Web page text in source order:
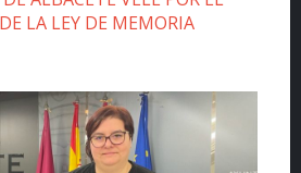
LA LEY DE MEMORIA